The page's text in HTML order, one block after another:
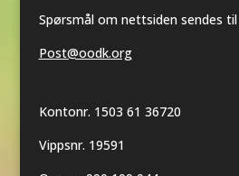
Spørsmål om nettsiden sendes til
Post@oodk.org
Kontonr. 1503 61 36720
Vippsnr. 19591